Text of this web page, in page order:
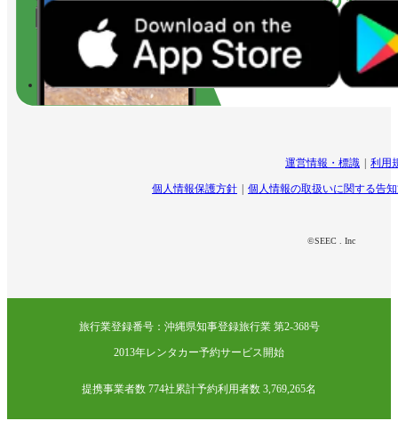
運営情報・標識 利用
個人情報保護方針 個人情報の取扱いに関する告
©SEEC . Inc
旅行業登録番号：沖縄県知事登録旅行業 第2-368号
2013年レンタカー予約サービス開始
提携事業者数 774社累計予約利用者数 3,769,265名